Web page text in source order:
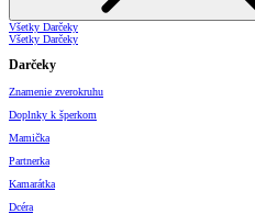
Všetky Darčeky
Všetky Darčeky
Darčeky
Znamenie zverokruhu
Doplnky k šperkom
Mamička
Partnerka
Kamarátka
Dcéra